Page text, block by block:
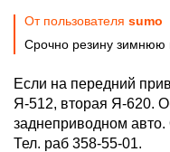
От пользователя sumo
Срочно резину зимнюю
Если на передний
Я-512, вторая Я-620.
заднеприводном
Тел. раб 358-55-01.